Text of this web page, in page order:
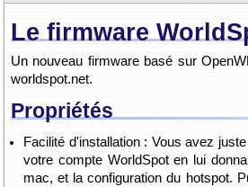
Le firmware
Un nouveau firmware basé sur
worldspot.net.
Propriétés
Facilité d'installation : Vous avez
votre compte WorldSpot en lui
mac, et la configuration du hotspot.